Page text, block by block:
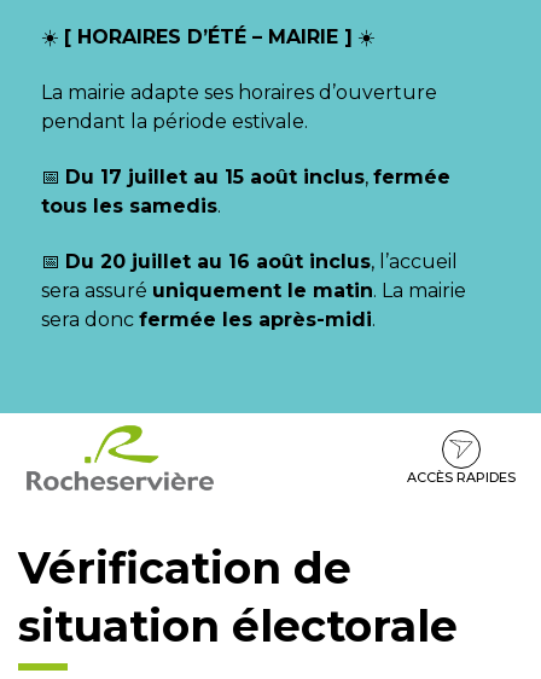
☀️ [ HORAIRES D’ÉTÉ – MAIRIE ] ☀️
La mairie adapte ses horaires d’ouverture
pendant la période estivale.
📅 Du 17 juillet au 15 août inclus, fermée
tous les samedis.
📅 Du 20 juillet au 16 août inclus, l’accueil
sera assuré uniquement le matin. La mairie
sera donc fermée les après-midi.
contenu
pied
ACCÈS RAPIDES
Vérification de
situation électorale